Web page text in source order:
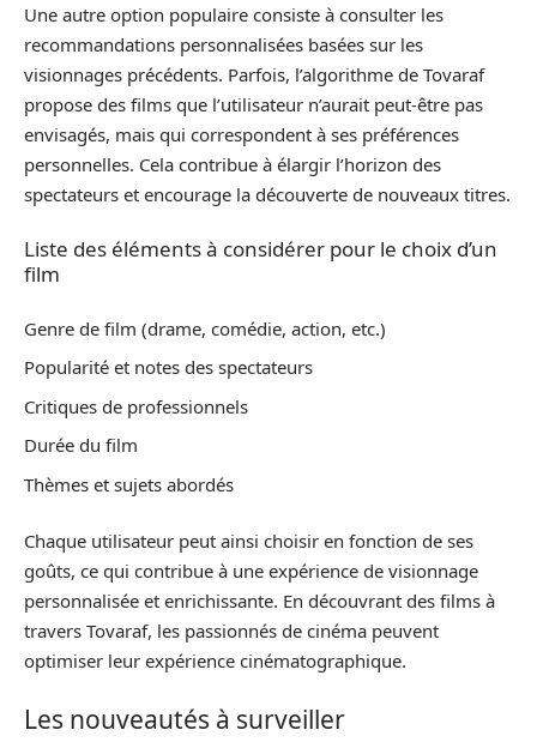
Une autre option populaire consiste à consulter les
recommandations personnalisées basées sur les
visionnages précédents. Parfois, l’algorithme de Tovaraf
propose des films que l’utilisateur n’aurait peut-être pas
envisagés, mais qui correspondent à ses préférences
personnelles. Cela contribue à élargir l’horizon des
spectateurs et encourage la découverte de nouveaux titres.
Liste des éléments à considérer pour le choix d’un
film
Genre de film (drame, comédie, action, etc.)
Popularité et notes des spectateurs
Critiques de professionnels
Durée du film
Thèmes et sujets abordés
Chaque utilisateur peut ainsi choisir en fonction de ses
goûts, ce qui contribue à une expérience de visionnage
personnalisée et enrichissante. En découvrant des films à
travers Tovaraf, les passionnés de cinéma peuvent
optimiser leur expérience cinématographique.
Les nouveautés à surveiller